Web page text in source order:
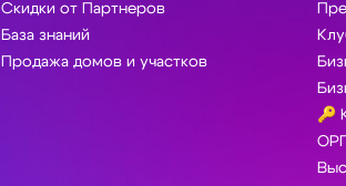
Скидки от Партнеров
База знаний
Продажа домов и участков
🔑